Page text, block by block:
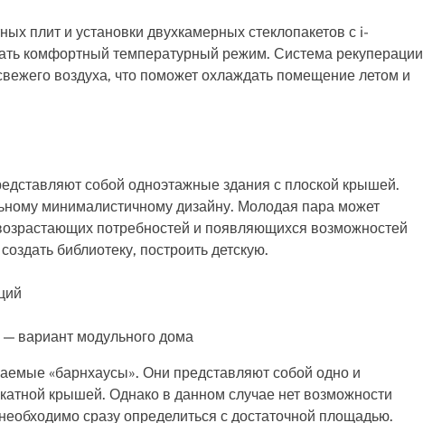
плит и установки двухкамерных стеклопакетов с i-
комфортный температурный режим. Система рекуперации
воздуха, что поможет охлаждать помещение летом и
собой одноэтажные здания с плоской крышей.
минималистичному дизайну. Молодая пара может
потребностей и появляющихся возможностей
библиотеку, построить детскую.
— вариант модульного дома
«барнхаусы». Они представляют собой одно и
крышей. Однако в данном случае нет возможности
сразу определиться с достаточной площадью.